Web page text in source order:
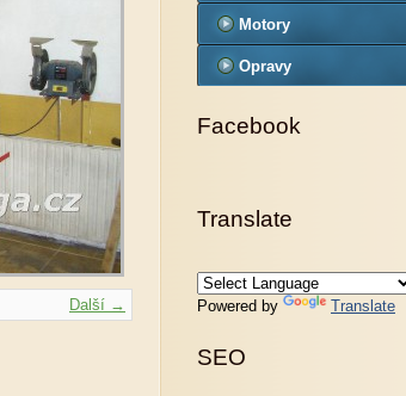
Další →
Motory
Opravy
Facebook
Translate
Powered by Translate
SEO